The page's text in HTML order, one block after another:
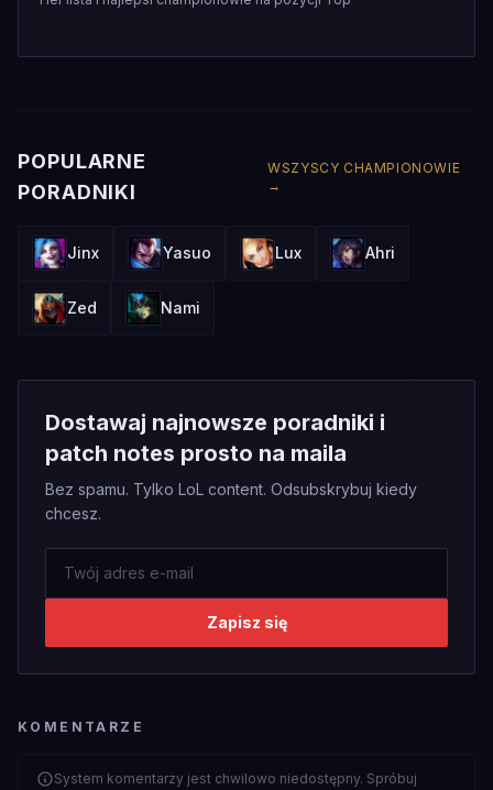
POPULARNE
PORADNIKI
WSZYSCY CHAMPIONOWIE
→
Jinx Yasuo Lux Ahri
Zed Nami
Dostawaj najnowsze poradniki i
patch notes prosto na maila
Bez spamu. Tylko LoL content. Odsubskrybuj kiedy
chcesz.
Zapisz się
KOMENTARZE
System komentarzy jest chwilowo niedostępny. Spróbuj